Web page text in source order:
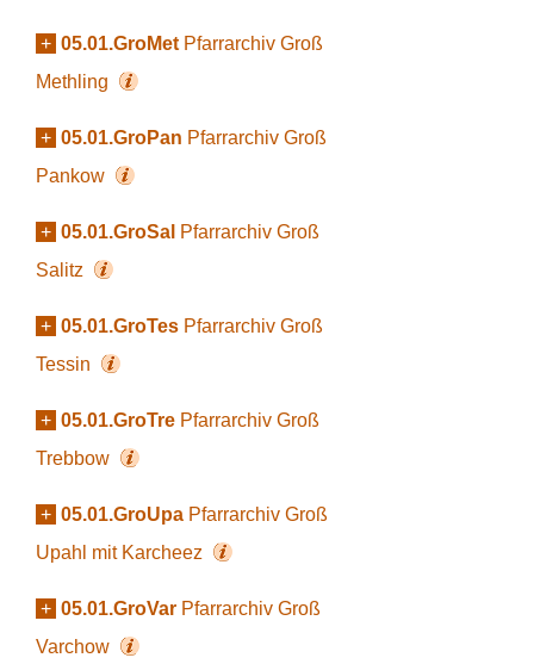
+ 05.01.GroMet Pfarrarchiv Groß
Methling
+ 05.01.GroPan Pfarrarchiv Groß
Pankow
+ 05.01.GroSal Pfarrarchiv Groß
Salitz
+ 05.01.GroTes Pfarrarchiv Groß
Tessin
+ 05.01.GroTre Pfarrarchiv Groß
Trebbow
+ 05.01.GroUpa Pfarrarchiv Groß
Upahl mit Karcheez
+ 05.01.GroVar Pfarrarchiv Groß
Varchow